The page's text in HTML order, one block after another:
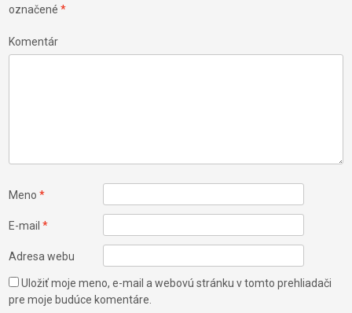
označené*
Komentár
Meno*
E-mail*
Adresa webu
Uložiť moje meno, e-mail a webovú stránku v tomto prehliadači
pre moje budúce komentáre.